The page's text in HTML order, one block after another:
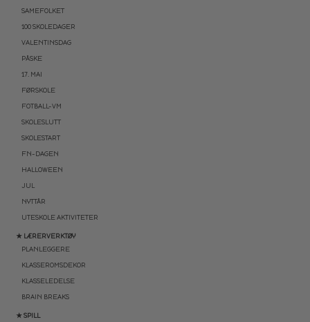
SAMEFOLKET
100 SKOLEDAGER
VALENTINSDAG
PÅSKE
17. MAI
FØRSKOLE
FOTBALL-VM
SKOLESLUTT
SKOLESTART
FN-DAGEN
HALLOWEEN
JUL
NYTTÅR
UTESKOLE AKTIVITETER
★ LÆRERVERKTØY
PLANLEGGERE
KLASSEROMSDEKOR
KLASSELEDELSE
BRAIN BREAKS
★ SPILL